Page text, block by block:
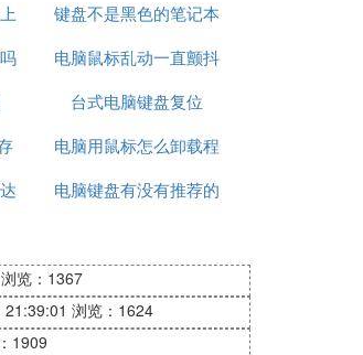
键盘不是黑色的笔记本
电脑
电脑鼠标乱动一直颤抖
点开文件
台式电脑键盘复位
电脑用鼠标怎么卸载程
序
电脑键盘有没有推荐的
浏览：1367
浏览：1624
1909